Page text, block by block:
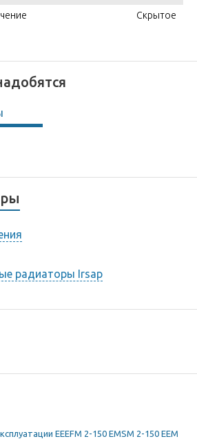
Скрытое
радиаторы Irsap
EEEFM 2-150 EMSM 2-150 EEM